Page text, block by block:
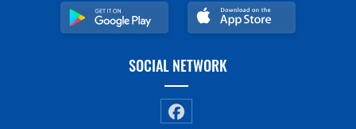
SOCIAL NETWORK